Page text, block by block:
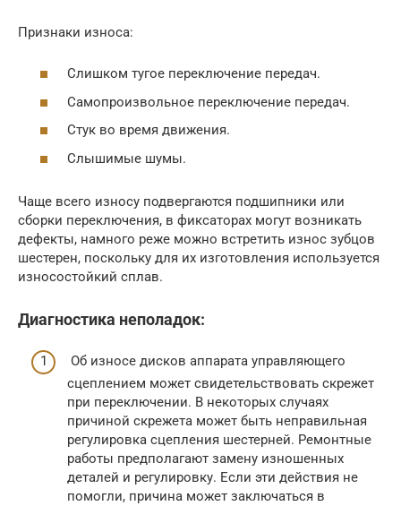
Признаки износа:
Слишком тугое переключение передач.
Самопроизвольное переключение передач.
Стук во время движения.
Слышимые шумы.
Чаще всего износу подвергаются подшипники или
сборки переключения, в фиксаторах могут возникать
дефекты, намного реже можно встретить износ зубцов
шестерен, поскольку для их изготовления используется
износостойкий сплав.
Диагностика неполадок:
Об износе дисков аппарата управляющего
сцеплением может свидетельствовать скрежет
при переключении. В некоторых случаях
причиной скрежета может быть неправильная
регулировка сцепления шестерней. Ремонтные
работы предполагают замену изношенных
деталей и регулировку. Если эти действия не
помогли, причина может заключаться в